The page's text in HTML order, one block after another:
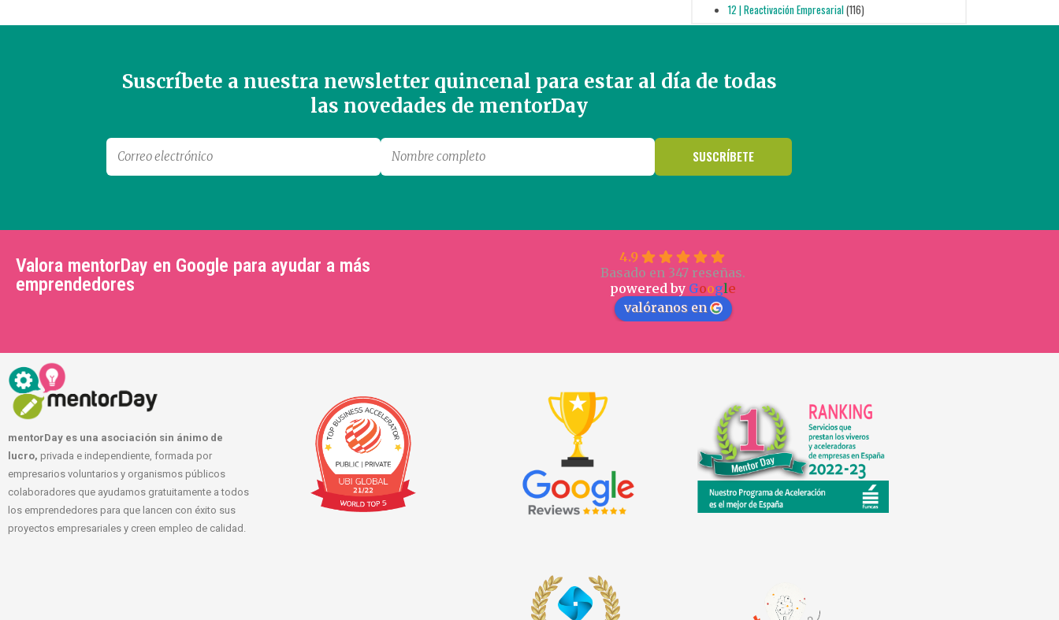
12 | Reactivación Empresarial(116)
Suscríbete a nuestra newsletter quincenal para estar al día de todas
las novedades de mentorDay
Valora mentorDay en Google para ayudar a más
emprendedores
4.9
Basado en 347 reseñas.
powered by Google
valóranos en
mentorDay es una asociación sin ánimo de
lucro, privada e independiente, formada por
empresarios voluntarios y organismos públicos
colaboradores que ayudamos gratuitamente a todos
los emprendedores para que lancen con éxito sus
proyectos empresariales y creen empleo de calidad.